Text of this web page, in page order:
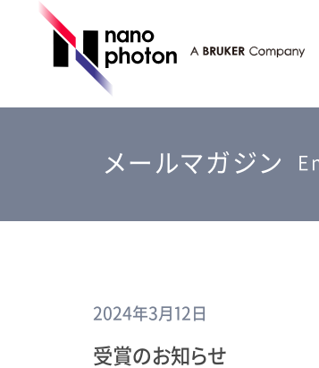
RAMANtouch vioLa | 紫外・深紫外ラマン顕微鏡
無機化合物・鉱物メールマガジン
2024年3月12日
受賞のお知らせ